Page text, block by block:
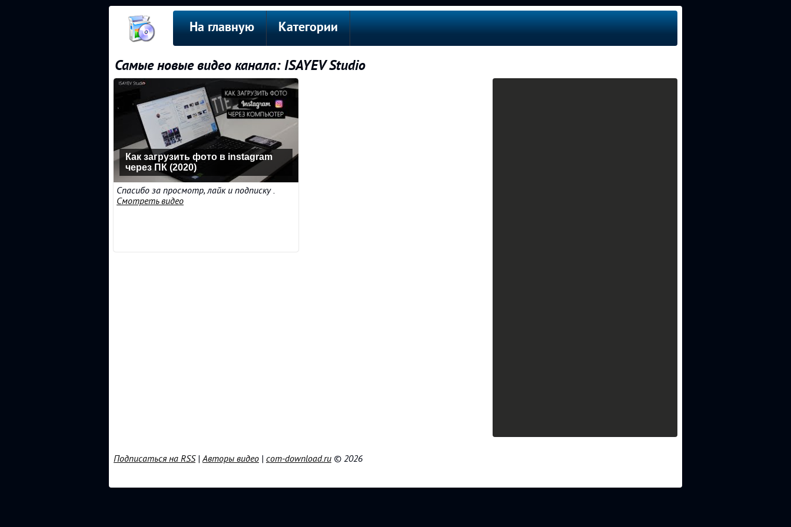
На главную Категории
Самые новые видео канала: ISAYEV Studio
Как загрузить фото в instagram
через ПК (2020)
Спасибо за просмотр, лайк и подписку .
Смотреть видео
Подписаться на RSS|Авторы видео | com-download.ru © 2026